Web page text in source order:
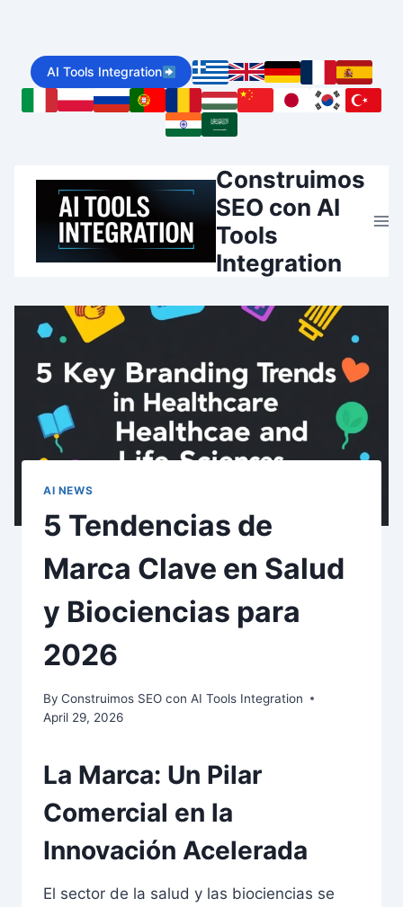
content
AI Tools Integration
Construimos
SEO con AI
Tools
Integration
AI NEWS
5 Tendencias de
Marca Clave en Salud
y Biociencias para
2026
By Construimos SEO con AI Tools Integration
April 29, 2026
La Marca: Un Pilar
Comercial en la
Innovación Acelerada
El sector de la salud y las biociencias se